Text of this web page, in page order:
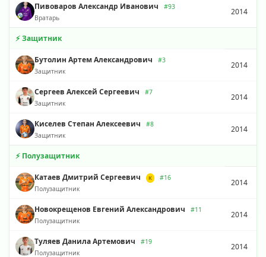
Пивоваров Александр Иванович
#93
Вратарь
2014
⚡ Защитник
Бутолин Артем Александрович
#3
Защитник
2014
Сергеев Алексей Сергеевич
#7
Защитник
2014
Киселев Степан Алексеевич
#8
Защитник
2014
⚡ Полузащитник
Катаев Дмитрий Сергеевич К
#16
Полузащитник
2014
Новокрещенов Евгений Александрович
#11
Полузащитник
2014
Туляев Данила Артемович
#19
Полузащитник
2014